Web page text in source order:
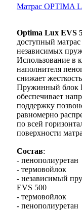
Матрас OPTIMA
Optima Lux EVS
доступный матрас
независимых
Использование в
наполнителя
снижает
Пружинный блок
обеспечивает
поддержку
равномерно
по всей
поверхности
Состав:
- пенополиуретан
- термовойлок
- независимый
EVS 500
- термовойлок
- пенополиуретан